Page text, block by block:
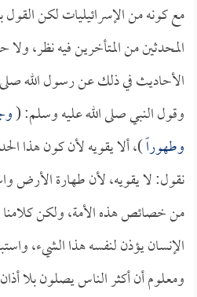
مع كونه من الإسرائيليات لكن
المحدثين من المتأخرين فيه نظر،
الأحاديث في ذلك عن رسول الله صلى
وقول النبي صلى الله عليه وسلم: (
وطهوراً)، ألا يقويه لأن كون هذا
نقول: لا يقويه، لأن طهارة الأرض
من خصائص هذه الأمة، ولكن كلامنا
الإنسان يؤذن لنفسه هذا الشيء،
ومعلوم أن أكثر الناس يصلون بلا